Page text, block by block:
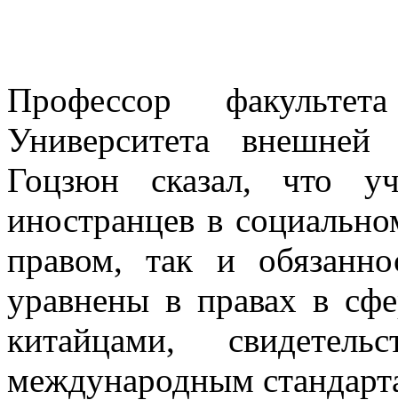
Профессор
Университета
Гоцзюн сказал, что
иностранцев в
правом, так и
уравнены в правах в
китайцами,
международным